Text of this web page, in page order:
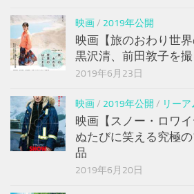
映画/ 2019年公開
映画【旅のおわり世
黒沢清、前田敦子を撮
2019年6月23日
映画/ 2019年公開 / リー
映画【スノー・ロワ
ぬたびに笑える究極
品
2019年6月20日